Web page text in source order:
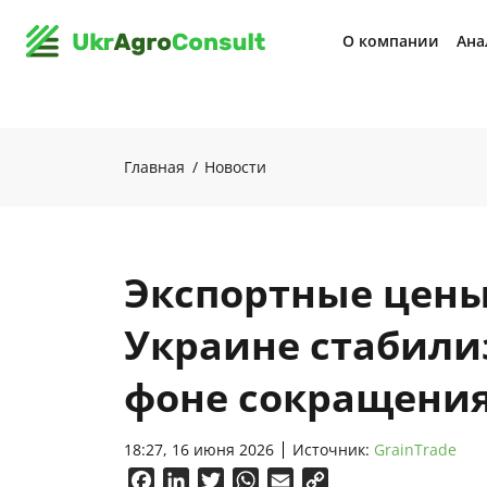
О компании
Главная Новости
Экспортные
Украине
фоне
18:27, 16 июня 2026 Источник: GrainTrade
FacebookLinkedInTwitterWhatsApp
Email